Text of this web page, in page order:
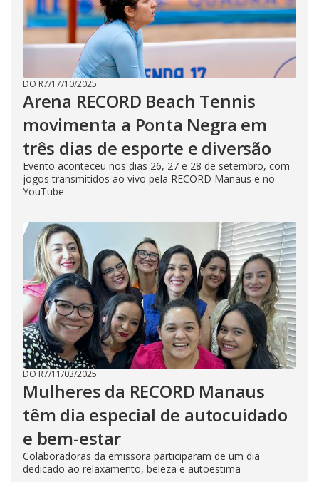
DO R7/17/10/2025
Arena RECORD Beach Tennis
movimenta a Ponta Negra em
três dias de esporte e diversão
Evento aconteceu nos dias 26, 27 e 28 de setembro, com
jogos transmitidos ao vivo pela RECORD Manaus e no
YouTube
DO R7/11/03/2025
Mulheres da RECORD Manaus
têm dia especial de autocuidado
e bem-estar
Colaboradoras da emissora participaram de um dia
dedicado ao relaxamento, beleza e autoestima